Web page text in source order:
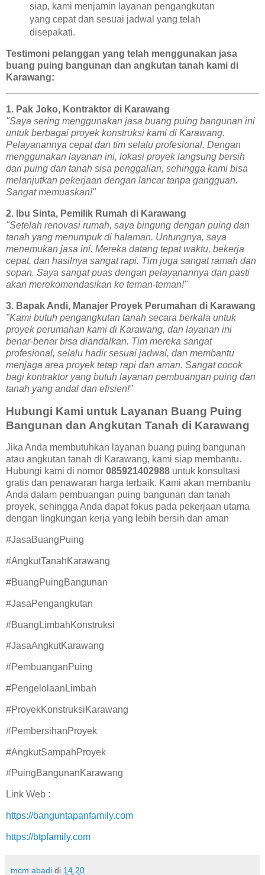
siap, kami menjamin layanan pengangkutan
yang cepat dan sesuai jadwal yang telah
disepakati.
Testimoni pelanggan yang telah menggunakan jasa
buang puing bangunan dan angkutan tanah kami di
Karawang:
1. Pak Joko, Kontraktor di Karawang
"Saya sering menggunakan jasa buang puing bangunan ini
untuk berbagai proyek konstruksi kami di Karawang.
Pelayanannya cepat dan tim selalu profesional. Dengan
menggunakan layanan ini, lokasi proyek langsung bersih
dari puing dan tanah sisa penggalian, sehingga kami bisa
melanjutkan pekerjaan dengan lancar tanpa gangguan.
Sangat memuaskan!"
2. Ibu Sinta, Pemilik Rumah di Karawang
"Setelah renovasi rumah, saya bingung dengan puing dan
tanah yang menumpuk di halaman. Untungnya, saya
menemukan jasa ini. Mereka datang tepat waktu, bekerja
cepat, dan hasilnya sangat rapi. Tim juga sangat ramah dan
sopan. Saya sangat puas dengan pelayanannya dan pasti
akan merekomendasikan ke teman-teman!"
3. Bapak Andi, Manajer Proyek Perumahan di Karawang
"Kami butuh pengangkutan tanah secara berkala untuk
proyek perumahan kami di Karawang, dan layanan ini
benar-benar bisa diandalkan. Tim mereka sangat
profesional, selalu hadir sesuai jadwal, dan membantu
menjaga area proyek tetap rapi dan aman. Sangat cocok
bagi kontraktor yang butuh layanan pembuangan puing dan
tanah yang andal dan efisien!"
Hubungi Kami untuk Layanan Buang Puing
Bangunan dan Angkutan Tanah di Karawang
Jika Anda membutuhkan layanan buang puing bangunan
atau angkutan tanah di Karawang, kami siap membantu.
Hubungi kami di nomor 085921402988 untuk konsultasi
gratis dan penawaran harga terbaik. Kami akan membantu
Anda dalam pembuangan puing bangunan dan tanah
proyek, sehingga Anda dapat fokus pada pekerjaan utama
dengan lingkungan kerja yang lebih bersih dan aman
#JasaBuangPuing
#AngkutTanahKarawang
#BuangPuingBangunan
#JasaPengangkutan
#BuangLimbahKonstruksi
#JasaAngkutKarawang
#PembuanganPuing
#PengelolaanLimbah
#ProyekKonstruksiKarawang
#PembersihanProyek
#AngkutSampahProyek
#PuingBangunanKarawang
Link Web :
https://banguntapanfamily.com
https://btpfamily.com
mcm abadi di 14.20